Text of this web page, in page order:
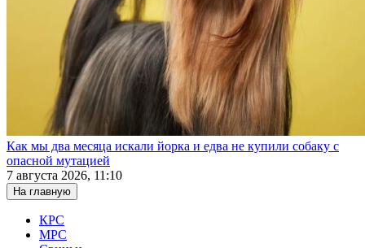
Как мы два месяца искали йорка и едва не купили собаку с
опасной мутацией
7 августа 2026, 11:10
На главную
КРС
МРС